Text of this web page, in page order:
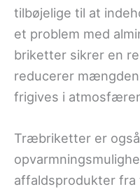
tilbøjelige til at
et problem med
briketter sikrer en
reducerer
frigives i
Træbriketter er
affaldsprodukter